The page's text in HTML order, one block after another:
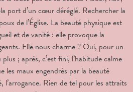
port d’un cœur déréglé. Rechercher la
de l’Église. La beauté physique est
et de vanité : elle provoque la
Elle nous charme ? Oui, pour un
; après, c’est fini, l’habitude calme
les maux engendrés par la beauté
l’arrogance. Rien de tel pour les attraits